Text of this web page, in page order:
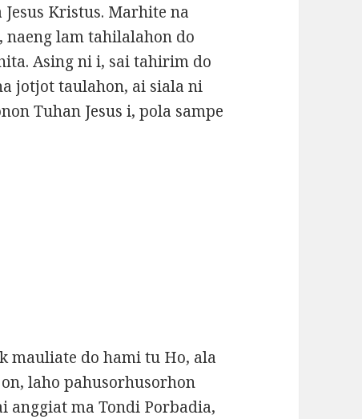
Kristus. Marhite na
naeng lam tahilalahon do
Asing ni i, sai tahirim do
jotjot taulahon, ai siala ni
Tuhan Jesus i, pola sampe
mauliate do hami tu Ho, ala
laho pahusorhusorhon
anggiat ma Tondi Porbadia,